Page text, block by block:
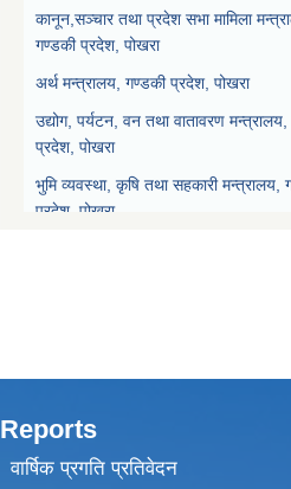
कानून,सञ्चार तथा प्रदेश सभा मामिला
गण्डकी प्रदेश, पोखरा
अर्थ मन्त्रालय, गण्डकी प्रदेश, पोखरा
उद्योग, पर्यटन, वन तथा वातावरण
प्रदेश, पोखरा
भुमि व्यवस्था, कृषि तथा सहकारी मन्त्रालय,
प्रदेश, पोखरा
Reports
वार्षिक प्रगति प्रतिवेदन